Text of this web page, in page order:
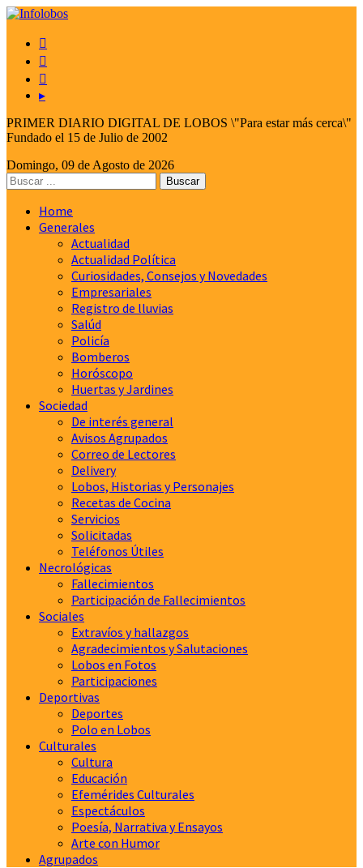



▸
PRIMER DIARIO DIGITAL DE LOBOS \"Para estar más cerca\"
Fundado el 15 de Julio de 2002
Domingo, 09 de Agosto de 2026
Home
Generales
Actualidad
Actualidad Política
Curiosidades, Consejos y Novedades
Empresariales
Registro de lluvias
Salúd
Policía
Bomberos
Horóscopo
Huertas y Jardines
Sociedad
De interés general
Avisos Agrupados
Correo de Lectores
Delivery
Lobos, Historias y Personajes
Recetas de Cocina
Servicios
Solicitadas
Teléfonos Útiles
Necrológicas
Fallecimientos
Participación de Fallecimientos
Sociales
Extravíos y hallazgos
Agradecimientos y Salutaciones
Lobos en Fotos
Participaciones
Deportivas
Deportes
Polo en Lobos
Culturales
Cultura
Educación
Efemérides Culturales
Espectáculos
Poesía, Narrativa y Ensayos
Arte con Humor
Agrupados